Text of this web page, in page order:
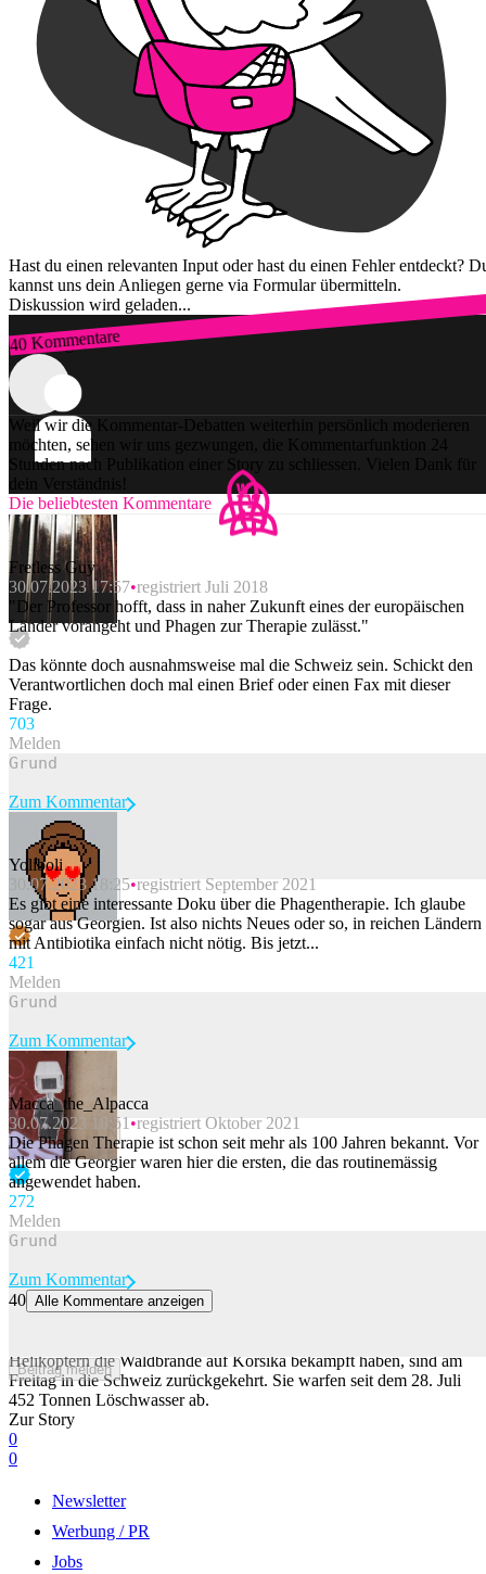
Hast du einen relevanten Input oder hast du einen Fehler entdeckt?
kannst uns dein Anliegen gerne via Formular übermitteln.
Diskussion wird geladen...
40 Kommentare
Zum Login
Weil wir die Kommentar-Debatten weiterhin persönlich moderieren
möchten, sehen wir uns gezwungen, die Kommentarfunktion 24
Stunden nach Publikation einer Story zu schliessen. Vielen Dank für
dein Verständnis!
Die beliebtesten Kommentare
Fretless Guy
30.07.2023 17:57 registriert Juli 2018
"Der Professor hofft, dass in naher Zukunft eines der europäischen
Länder vorangeht und Phagen zur Therapie zulässt."
Das könnte doch ausnahmsweise mal die Schweiz sein. Schickt den
Verantwortlichen doch mal einen Brief oder einen Fax mit dieser
Frage.
703
Melden
Beitrag melden
Zum Kommentar
Yoliboli
30.07.2023 18:25 registriert September 2021
Es gibt eine interessante Doku über die Phagentherapie. Ich glaube
sogar aus Georgien. Ist also nichts Neues oder so, in reichen Ländern
mit Antibiotika einfach nicht nötig. Bis jetzt...
421
Melden
Beitrag melden
Zum Kommentar
Macca_the_Alpacca
30.07.2023 18:51 registriert Oktober 2021
Die Phagen Therapie ist schon seit mehr als 100 Jahren bekannt. Vor
allem die Georgier waren hier die ersten, die das routinemässig
angewendet haben.
272
Melden
Beitrag melden
Zum Kommentar
40 Alle Kommentare anzeigen
Helikoptern die Waldbrände auf Korsika bekämpft haben, sind am
Freitag in die Schweiz zurückgekehrt. Sie warfen seit dem 28. Juli
452 Tonnen Löschwasser ab.
Zur Story
0
0
Newsletter
Werbung / PR
Jobs